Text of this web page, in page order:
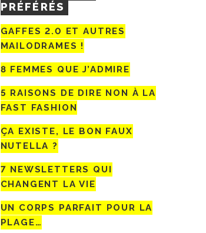
PRÉFÉRÉS
GAFFES 2.0 ET AUTRES
MAILODRAMES !
8 FEMMES QUE J’ADMIRE
5 RAISONS DE DIRE NON À LA
FAST FASHION
ÇA EXISTE, LE BON FAUX
NUTELLA ?
7 NEWSLETTERS QUI
CHANGENT LA VIE
UN CORPS PARFAIT POUR LA
PLAGE…